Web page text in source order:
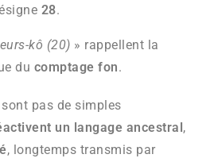
28.
kô (20) » rappellent la
du comptage fon.
pas de simples
un langage ancestral,
, longtemps transmis par